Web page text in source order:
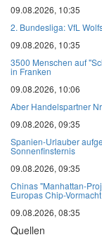
09.08.2026, 10:35
2. Bundesliga: VfL
09.08.2026, 10:35
3500 Menschen auf
in Franken
09.08.2026, 10:06
Aber Handelspartner
09.08.2026, 09:35
Spanien-Urlauber
Sonnenfinsternis
09.08.2026, 09:35
Chinas "Manhattan-
Europas Chip-Vormacht
09.08.2026, 08:35
Quellen